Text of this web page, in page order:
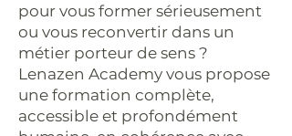
pour vous former sérieusement
ou vous reconvertir dans un
métier porteur de sens ?
Lenazen Academy vous propose
une formation complète,
accessible et profondément